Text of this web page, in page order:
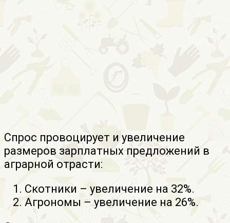
Спрос провоцирует и увеличение
размеров зарплатных предложений в
аграрной отрасти:
Скотники – увеличение на 32%.
Агрономы – увеличение на 26%.